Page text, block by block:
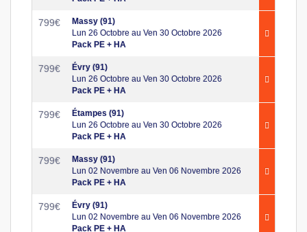
799€
Massy (91)
Lun 26 Octobre au Ven 30 Octobre 2026
Pack PE + HA
799€
Évry (91)
Lun 26 Octobre au Ven 30 Octobre 2026
Pack PE + HA
799€
Étampes (91)
Lun 26 Octobre au Ven 30 Octobre 2026
Pack PE + HA
799€
Massy (91)
Lun 02 Novembre au Ven 06 Novembre 2026
Pack PE + HA
799€
Évry (91)
Lun 02 Novembre au Ven 06 Novembre 2026
Pack PE + HA